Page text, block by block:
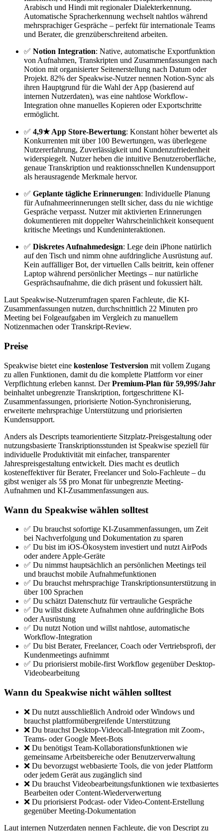
Arabisch und Hindi mit regionaler Dialekterkennung.
Automatische Spracherkennung wechselt nahtlos während
mehrsprachiger Gespräche – perfekt für internationale Teams
und Berater, die grenzüberschreitend arbeiten.
✅ Notion Integration: Native, automatische Exportfunktion
von Aufnahmen, Transkripten und Zusammenfassungen nach
Notion mit organisierter Seitenerstellung nach Datum oder
Projekt. 82% der Speakwise-Nutzer nennen Notion-Sync als
ihren Hauptgrund für die Wahl der App (basierend auf
internen Nutzerdaten), was eine nahtlose Workflow-
Integration ohne manuelles Kopieren oder Exportschritte
ermöglicht.
✅ 4,9★ App Store-Bewertung: Konstant höher bewertet als
Konkurrenten mit über 100 Bewertungen, was überlegene
Nutzererfahrung, Zuverlässigkeit und Kundenzufriedenheit
widerspiegelt. Nutzer heben die intuitive Benutzeroberfläche,
genaue Transkription und reaktionsschnellen Kundensupport
als herausragende Merkmale hervor.
✅ Geplante tägliche Erinnerungen: Individuelle Planung
für Aufnahmeerinnerungen stellt sicher, dass du nie wichtige
Gespräche verpasst. Nutzer mit aktivierten Erinnerungen
dokumentieren mit doppelter Wahrscheinlichkeit konsequent
kritische Meetings und Kundeninteraktionen.
✅ Diskretes Aufnahmedesign: Lege dein iPhone natürlich
auf den Tisch und nimm ohne aufdringliche Ausrüstung auf.
Kein auffälliger Bot, der virtuellen Calls beitritt, kein offener
Laptop während persönlicher Meetings – nur natürliche
Gesprächsaufnahme, die dich präsent und fokussiert hält.
Laut Speakwise-Nutzerumfragen sparen Fachleute, die KI-
Zusammenfassungen nutzen, durchschnittlich 22 Minuten pro
Meeting bei Folgeaufgaben im Vergleich zu manuellem
Notizenmachen oder Transkript-Review.
Preise
Speakwise bietet eine kostenlose Testversion mit vollem Zugang
zu allen Funktionen, damit du die komplette Plattform vor einer
Verpflichtung erleben kannst. DerPremium-Plan für 59,99$/Jahr
beinhaltet unbegrenzte Transkription, fortgeschrittene KI-
Zusammenfassungen, priorisierte Notion-Synchronisierung,
erweiterte mehrsprachige Unterstützung und priorisierten
Kundensupport.
Anders als Descripts teamorientierte Sitzplatz-Preisgestaltung oder
nutzungsbasierte Transkriptionsstunden ist Speakwise speziell für
individuelle Produktivität mit einfacher, transparenter
Jahrespreisgestaltung entwickelt. Dies macht es deutlich
kosteneffektiver für Berater, Freelancer und Solo-Fachleute – du
gibst weniger als 5$ pro Monat für unbegrenzte Meeting-
Aufnahmen und KI-Zusammenfassungen aus.
Wann du Speakwise wählen solltest
✅ Du brauchst sofortige KI-Zusammenfassungen, um Zeit
bei Nachverfolgung und Dokumentation zu sparen
✅ Du bist im iOS-Ökosystem investiert und nutzt AirPods
oder andere Apple-Geräte
✅ Du nimmst hauptsächlich an persönlichen Meetings teil
und brauchst mobile Aufnahmefunktionen
✅ Du brauchst mehrsprachige Transkriptionsunterstützung in
über 100 Sprachen
✅ Du schätzt Datenschutz für vertrauliche Gespräche
✅ Du willst diskrete Aufnahmen ohne aufdringliche Bots
oder Ausrüstung
✅ Du nutzt Notion und willst nahtlose, automatische
Workflow-Integration
✅ Du bist Berater, Freelancer, Coach oder Vertriebsprofi, der
Kundenmeetings aufnimmt
✅ Du priorisierst mobile-first Workflow gegenüber Desktop-
Videobearbeitung
Wann du Speakwise nicht wählen solltest
❌ Du nutzt ausschließlich Android oder Windows und
brauchst plattformübergreifende Unterstützung
❌ Du brauchst Desktop-Videocall-Integration mit Zoom-,
Teams- oder Google Meet-Bots
❌ Du benötigst Team-Kollaborationsfunktionen wie
gemeinsame Arbeitsbereiche oder Benutzerverwaltung
❌ Du bevorzugst webbasierte Tools, die von jeder Plattform
oder jedem Gerät aus zugänglich sind
❌ Du brauchst Videobearbeitungsfunktionen wie textbasiertes
Bearbeiten oder Content-Wiederverwertung
❌ Du priorisierst Podcast- oder Video-Content-Erstellung
gegenüber Meeting-Dokumentation
Laut internen Nutzerdaten nennen Fachleute, die von Descript zu